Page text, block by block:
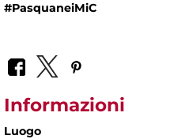
#PasquaneiMiC
Informazioni
Luogo